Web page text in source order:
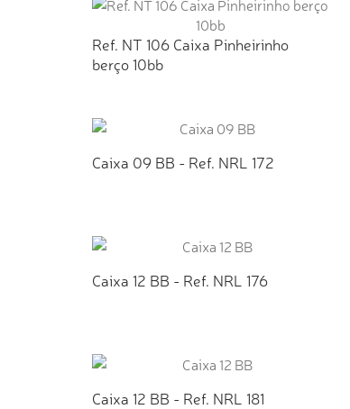
Ref. NT 106 Caixa Pinheirinho
berço 10bb
Caixa 09 BB - Ref. NRL 172
Caixa 12 BB - Ref. NRL 176
Caixa 12 BB - Ref. NRL 181